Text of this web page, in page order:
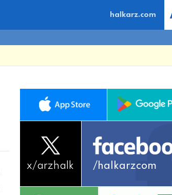
halkarz.com
x/arzhalk /halkarzcom